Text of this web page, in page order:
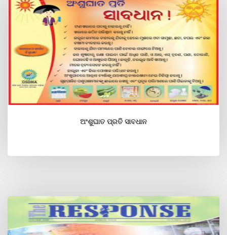
ଅଂଶୁଘାତ ପ୍ରତି ସାବଧାନ